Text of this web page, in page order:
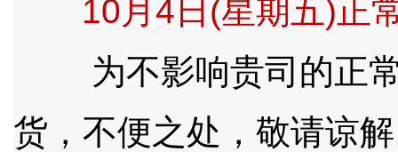
10月4日(星期五)正
为不影响贵司的正常
货，不便之处，敬请谅